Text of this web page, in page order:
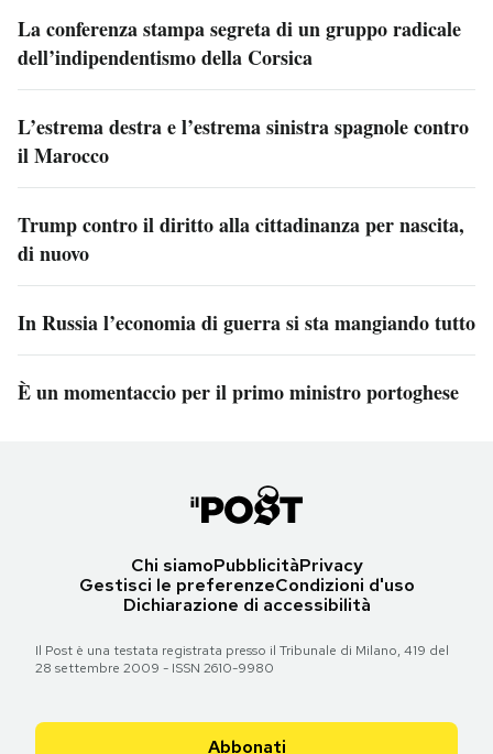
La conferenza stampa segreta di un gruppo radicale
dell’indipendentismo della Corsica
L’estrema destra e l’estrema sinistra spagnole contro
il Marocco
Trump contro il diritto alla cittadinanza per nascita,
di nuovo
In Russia l’economia di guerra si sta mangiando tutto
È un momentaccio per il primo ministro portoghese
Chi siamoPubblicitàPrivacy
Gestisci le preferenzeCondizioni d'uso
Dichiarazione di accessibilità
Il Post è una testata registrata presso il Tribunale di Milano, 419 del
28 settembre 2009 - ISSN 2610-9980
Abbonati